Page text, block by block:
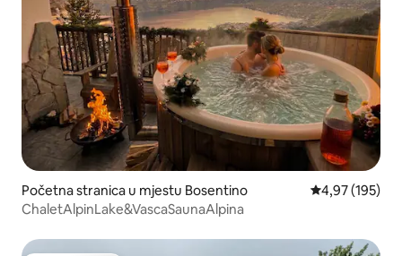
Početna stranica u mjestu Bosentino prosječna
4,97 (195)
ChaletAlpinLake&VascaSaunaAlpina